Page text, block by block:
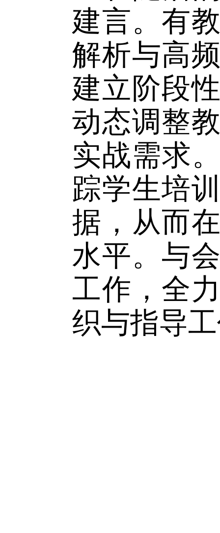
性与实效
平提升；
积极性；
责任分工
在随后
建言。有
解析与高
建立阶段
动态调整